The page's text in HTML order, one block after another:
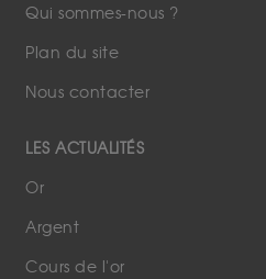
Qui sommes-nous ?
Plan du site
Nous contacter
LES ACTUALITÉS
Or
Argent
Cours de l'or